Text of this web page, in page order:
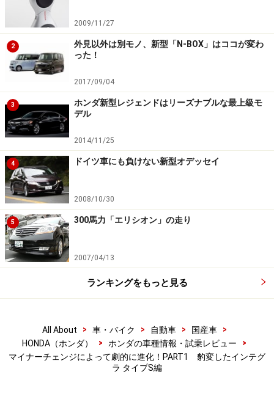
2009/11/27
2
外見以外は別モノ、新型「N-BOX」はココが変わ
った！
2017/09/04
3
ホンダ新型レジェンドはリーズナブルな最上級モ
デル
2014/11/25
4 ドイツ車にも負けない新型オデッセイ
2008/10/30
5 300馬力「エリシオン」の走り
2007/04/13
ランキングをもっと見る
All About > 車・バイク > 自動車 > 国産車
>
HONDA（ホンダ）
> ホンダの車種情報・試乗レビュー
>
マイナーチェンジによって劇的に進化！PART1 豹変したインテグ
ラ タイプS編